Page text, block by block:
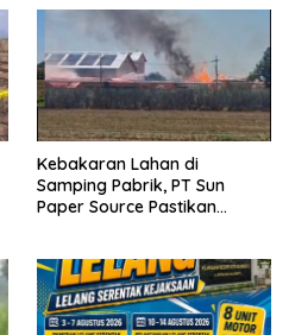
Kebakaran Lahan di
Samping Pabrik, PT Sun
Paper Source Pastikan